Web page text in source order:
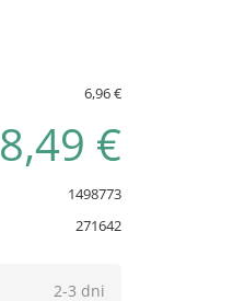
6,96 €
8,49 €
1498773
271642
2-3 dni